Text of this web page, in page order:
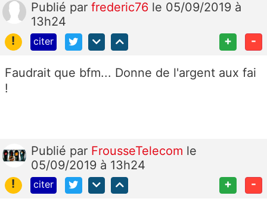
Publié par frederic76 le 05/09/2019 à
13h24
!
citer + -
Faudrait que bfm... Donne de l'argent aux fai
!
Publié par FrousseTelecom le
05/09/2019 à 13h24
!
citer + -